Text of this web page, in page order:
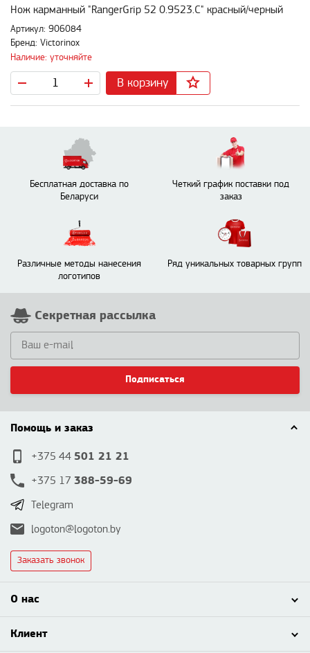
Нож карманный "RangerGrip 52 0.9523.C" красный/черный
Артикул: 906084
Бренд: Victorinox
Наличие: уточняйте
В корзину
Бесплатная доставка по
Беларуси
Четкий график поставки под
заказ
Различные методы нанесения
логотипов
Ряд уникальных товарных групп
Секретная рассылка
Подписаться
Помощь и заказ
+375 44 501 21 21
+375 17 388-59-69
Telegram
logoton@logoton.by
Заказать звонок
О нас
Клиент